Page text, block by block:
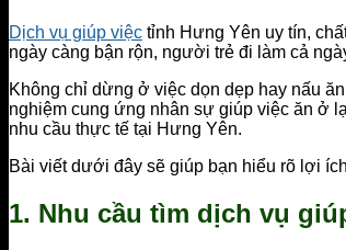
Dịch vụ giúp việc tỉnh Hưng Yên uy tín,
ngày càng bận rộn, người trẻ đi làm cả
Không chỉ dừng ở việc dọn dẹp hay nấu
nghiệm cung ứng nhân sự giúp việc ăn ở
nhu cầu thực tế tại Hưng Yên.
Bài viết dưới đây sẽ giúp bạn hiểu rõ lợi
1. Nhu cầu tìm dịch vụ